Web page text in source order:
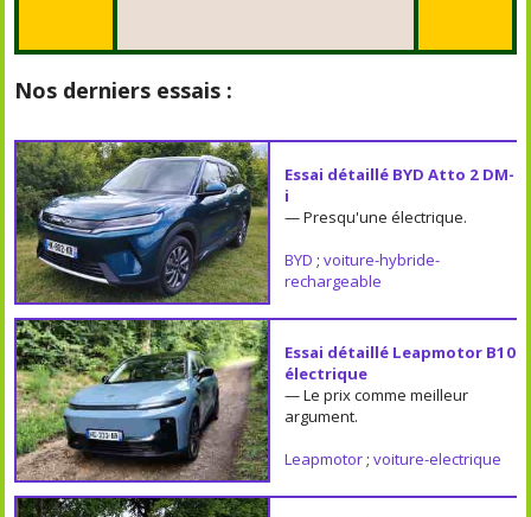
Nos derniers essais :
Essai détaillé BYD Atto 2 DM-
i
— Presqu'une électrique.
BYD ; voiture-hybride-
rechargeable
Essai détaillé Leapmotor B10
électrique
— Le prix comme meilleur
argument.
Leapmotor; voiture-electrique